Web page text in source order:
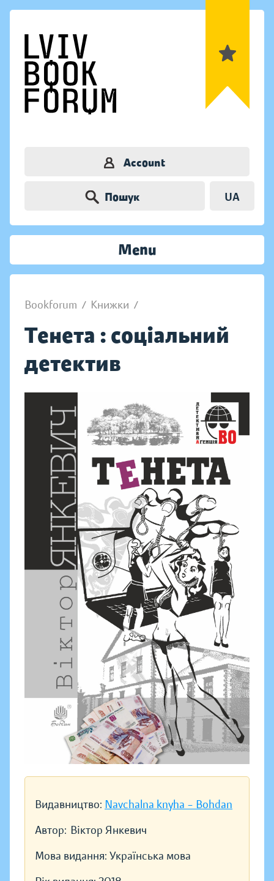
Account
Пошук UA
Menu
Bookforum / Книжки /
Тенета : соціальний
детектив
Видавництво: Navchalna knyha – Bohdan
Автор: Віктор Янкевич
Мова видання: Українська мова